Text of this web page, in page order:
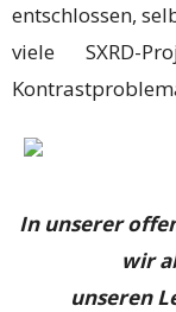
entschlossen,
viele SXRD-
In unserer
wir
unseren